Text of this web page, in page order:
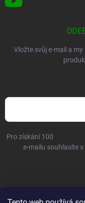
Vložte svůj e-mail a
Pro získání 100
e-mailu souhlasíte s